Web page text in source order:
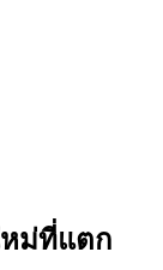
หม่ที่แตก